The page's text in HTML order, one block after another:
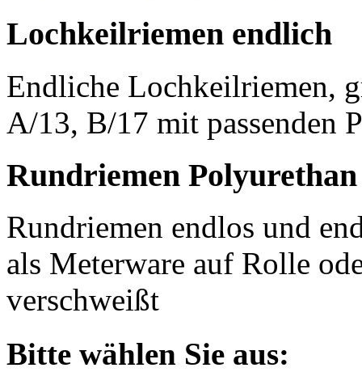
Lochkeilriemen endlich
Endliche Lochkeilriemen,
A/13, B/17 mit passenden
Rundriemen Polyurethan
Rundriemen endlos und
als Meterware auf Rolle
verschweißt
Bitte wählen Sie aus: